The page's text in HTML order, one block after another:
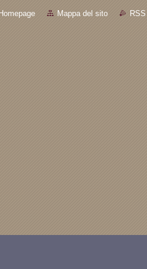
Homepage Mappa del sito RSS